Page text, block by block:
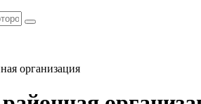
организация